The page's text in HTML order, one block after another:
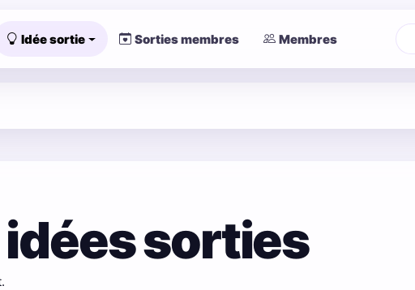
Idée sortie Sorties membres Membres
sorties